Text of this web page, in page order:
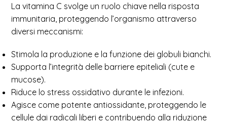
La vitamina C svolge un ruolo chiave nella risposta
immunitaria, proteggendo l’organismo attraverso
diversi meccanismi:
Stimola la produzione e la funzione dei globuli bianchi.
Supporta l’integrità delle barriere epiteliali (cute e
mucose).
Riduce lo stress ossidativo durante le infezioni.
Agisce come potente antiossidante, proteggendo le
cellule dai radicali liberi e contribuendo alla riduzione